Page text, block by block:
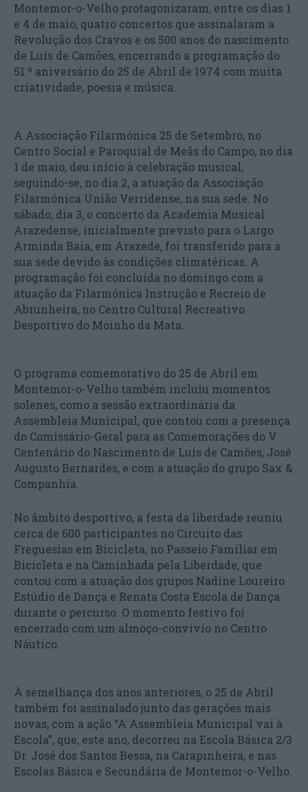
Montemor-o-Velho protagonizaram, entre os dias 1
e 4 de maio, quatro concertos que assinalaram a
Revolução dos Cravos e os 500 anos do nascimento
de Luís de Camões, encerrando a programação do
51.º aniversário do 25 de Abril de 1974 com muita
criatividade, poesia e música.
A Associação Filarmónica 25 de Setembro, no
Centro Social e Paroquial de Meãs do Campo, no dia
1 de maio, deu início à celebração musical,
seguindo-se, no dia 2, a atuação da Associação
Filarmónica União Verridense, na sua sede. No
sábado, dia 3, o concerto da Academia Musical
Arazedense, inicialmente previsto para o Largo
Arminda Baía, em Arazede, foi transferido para a
sua sede devido às condições climatéricas. A
programação foi concluída no domingo com a
atuação da Filarmónica Instrução e Recreio de
Abrunheira, no Centro Cultural Recreativo
Desportivo do Moinho da Mata.
O programa comemorativo do 25 de Abril em
Montemor-o-Velho também incluiu momentos
solenes, como a sessão extraordinária da
Assembleia Municipal, que contou com a presença
do Comissário-Geral para as Comemorações do V
Centenário do Nascimento de Luís de Camões, José
Augusto Bernardes, e com a atuação do grupo Sax &
Companhia.
No âmbito desportivo, a festa da liberdade reuniu
cerca de 600 participantes no Circuito das
Freguesias em Bicicleta, no Passeio Familiar em
Bicicleta e na Caminhada pela Liberdade, que
contou com a atuação dos grupos Nadine Loureiro
Estúdio de Dança e Renata Costa Escola de Dança
durante o percurso. O momento festivo foi
encerrado com um almoço-convívio no Centro
Náutico.
À semelhança dos anos anteriores, o 25 de Abril
também foi assinalado junto das gerações mais
novas, com a ação “A Assembleia Municipal vai à
Escola”, que, este ano, decorreu na Escola Básica 2/3
Dr. José dos Santos Bessa, na Carapinheira, e nas
Escolas Básica e Secundária de Montemor-o-Velho.